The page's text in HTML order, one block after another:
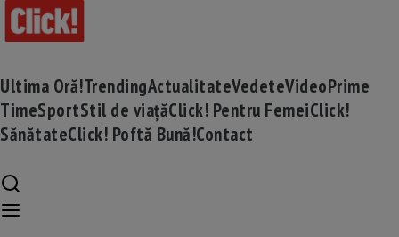
Ultima Oră!TrendingActualitateVedeteVideoPrime
TimeSportStil de viațăClick! Pentru FemeiClick!
SănătateClick! Poftă Bună!Contact